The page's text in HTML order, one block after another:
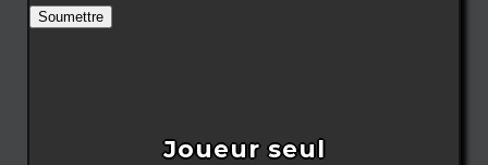
Soumettre
Joueur seul